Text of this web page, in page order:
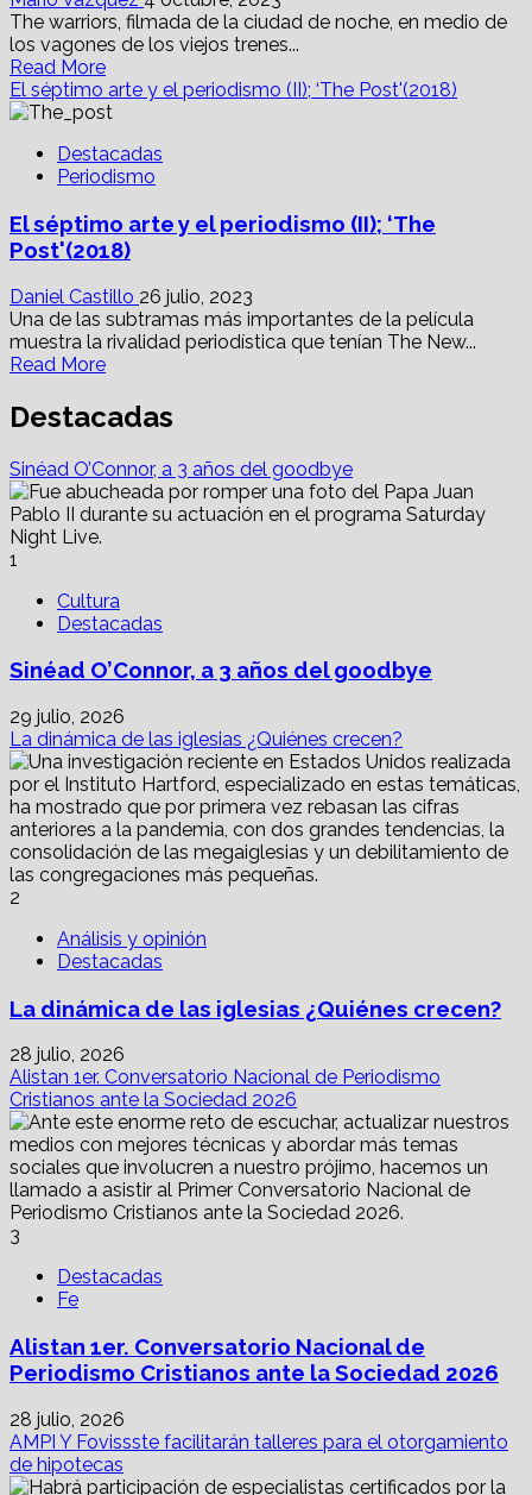
The warriors, filmada de la ciudad de noche, en medio de
los vagones de los viejos trenes...
Read MoreRead
more
about
juveniles:
3
extraordinarios
para
la
ira
El séptimo arte y el periodismo (II); ‘The Post'(2018)
Destacadas
Periodismo
El séptimo arte y el periodismo (II); ‘The
Post'(2018)
Daniel Castillo 26 julio, 2023
Una de las subtramas más importantes de la película
muestra la rivalidad periodística que tenían The New...
Read MoreRead
about
El
arte
y
el
Post'(2018)
Destacadas
Sinéad O’Connor, a 3 años del goodbye
1
Cultura
Destacadas
Sinéad O’Connor, a 3 años del goodbye
29 julio, 2026
La dinámica de las iglesias ¿Quiénes crecen?
2
Análisis y opinión
Destacadas
La dinámica de las iglesias ¿Quiénes crecen?
28 julio, 2026
Alistan 1er. Conversatorio Nacional de Periodismo
Cristianos ante la Sociedad 2026
3
Destacadas
Fe
Alistan 1er. Conversatorio Nacional de
Periodismo Cristianos ante la Sociedad 2026
28 julio, 2026
AMPI Y Fovissste facilitarán talleres para el otorgamiento
de hipotecas